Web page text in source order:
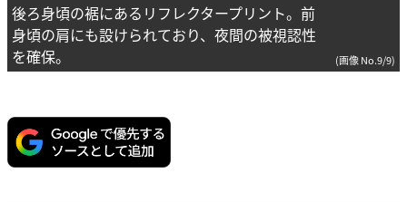
後ろ身頃の裾にあるリフレクタープリント。前
身頃の肩にも設けられており、夜間の被視認性
を確保。
(画像 No.9/9)